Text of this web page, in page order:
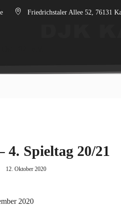
Friedrichstaler Allee 52, 76131
4. Spieltag 20/21
12. Oktober 2020
2020